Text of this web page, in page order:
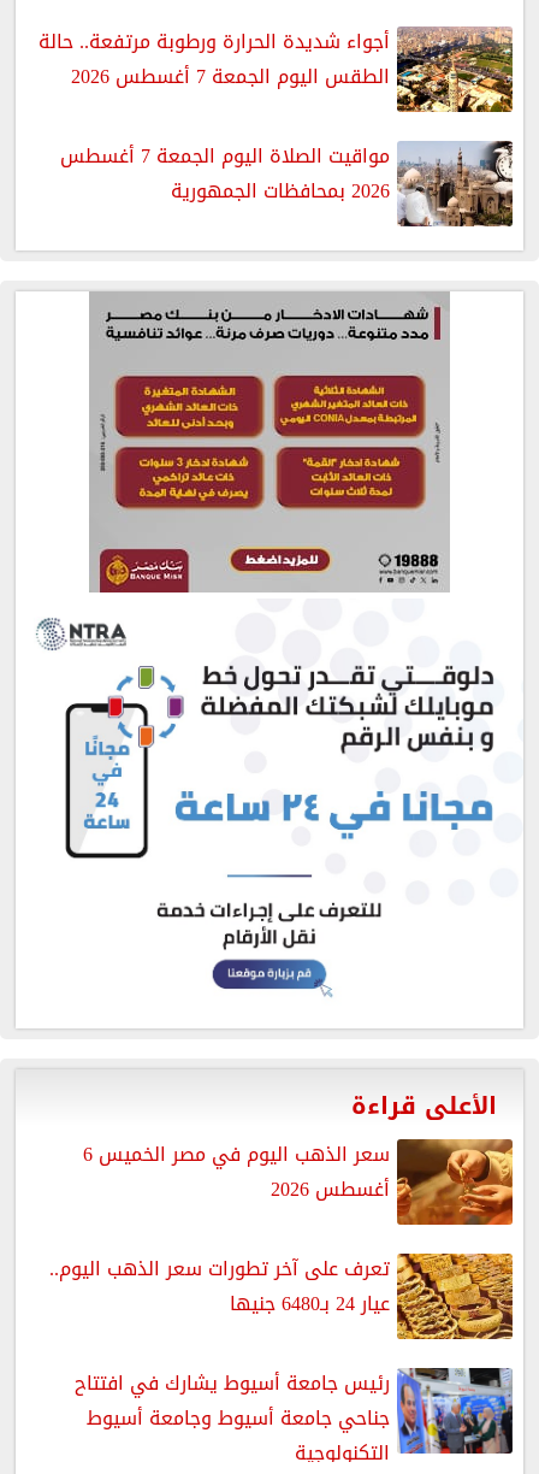
أجواء شديدة الحرارة ورطوبة مرتفعة.. حالة
الطقس اليوم الجمعة 7 أغسطس 2026
مواقيت الصلاة اليوم الجمعة 7 أغسطس
2026 بمحافظات الجمهورية
الأعلى قراءة
سعر الذهب اليوم في مصر الخميس 6
أغسطس 2026
تعرف على آخر تطورات سعر الذهب اليوم..
عيار 24 بـ6480 جنيها
رئيس جامعة أسيوط يشارك في افتتاح
جناحي جامعة أسيوط وجامعة أسيوط
التكنولوجية